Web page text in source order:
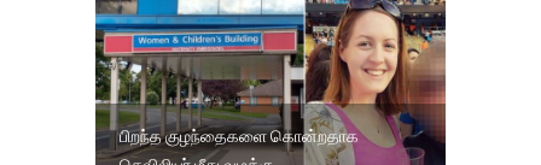
பிறந்த குழந்தைகளை கொன்றதாக